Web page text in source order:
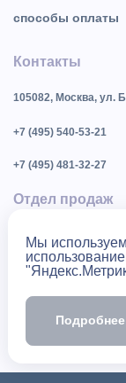
способы оплаты
Контакты
105082, Москва, ул.
+7 (495) 540-53-21
+7 (495) 481-32-27
Отдел продаж
shelter@shelter.ru
Техническая
Мы используем
Подробнее